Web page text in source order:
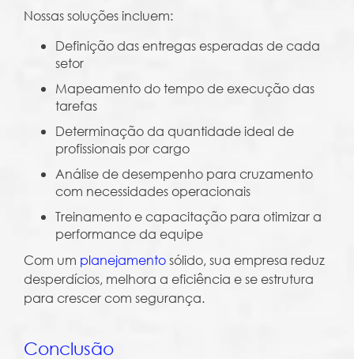
Nossas soluções incluem:
Definição das entregas esperadas de cada
setor
Mapeamento do tempo de execução das
tarefas
Determinação da quantidade ideal de
profissionais por cargo
Análise de desempenho para cruzamento
com necessidades operacionais
Treinamento e capacitação para otimizar a
performance da equipe
Com um planejamentosólido, sua empresa reduz
desperdícios, melhora a eficiência e se estrutura
para crescer com segurança.
Conclusão